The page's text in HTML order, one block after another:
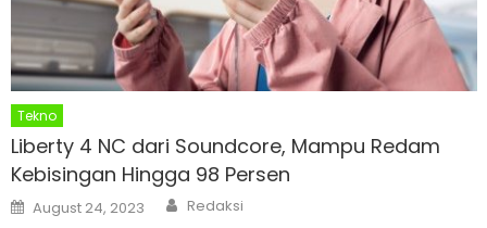
Tekno
Liberty 4 NC dari Soundcore, Mampu Redam
Kebisingan Hingga 98 Persen
Posted
on
August 24, 2023 Author
Redaksi